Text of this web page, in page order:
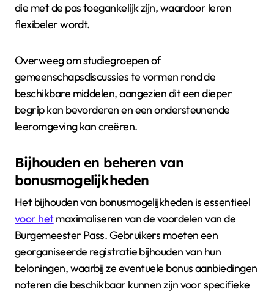
die met de pas toegankelijk zijn, waardoor leren
flexibeler wordt.
Overweeg om studiegroepen of
gemeenschapsdiscussies te vormen rond de
beschikbare middelen, aangezien dit een dieper
begrip kan bevorderen en een ondersteunende
leeromgeving kan creëren.
Bijhouden en beheren van
bonusmogelijkheden
Het bijhouden van bonusmogelijkheden is essentieel
voor hetmaximaliseren van de voordelen van de
Burgemeester Pass. Gebruikers moeten een
georganiseerde registratie bijhouden van hun
beloningen, waarbij ze eventuele bonus aanbiedingen
noteren die beschikbaar kunnen zijn voor specifieke